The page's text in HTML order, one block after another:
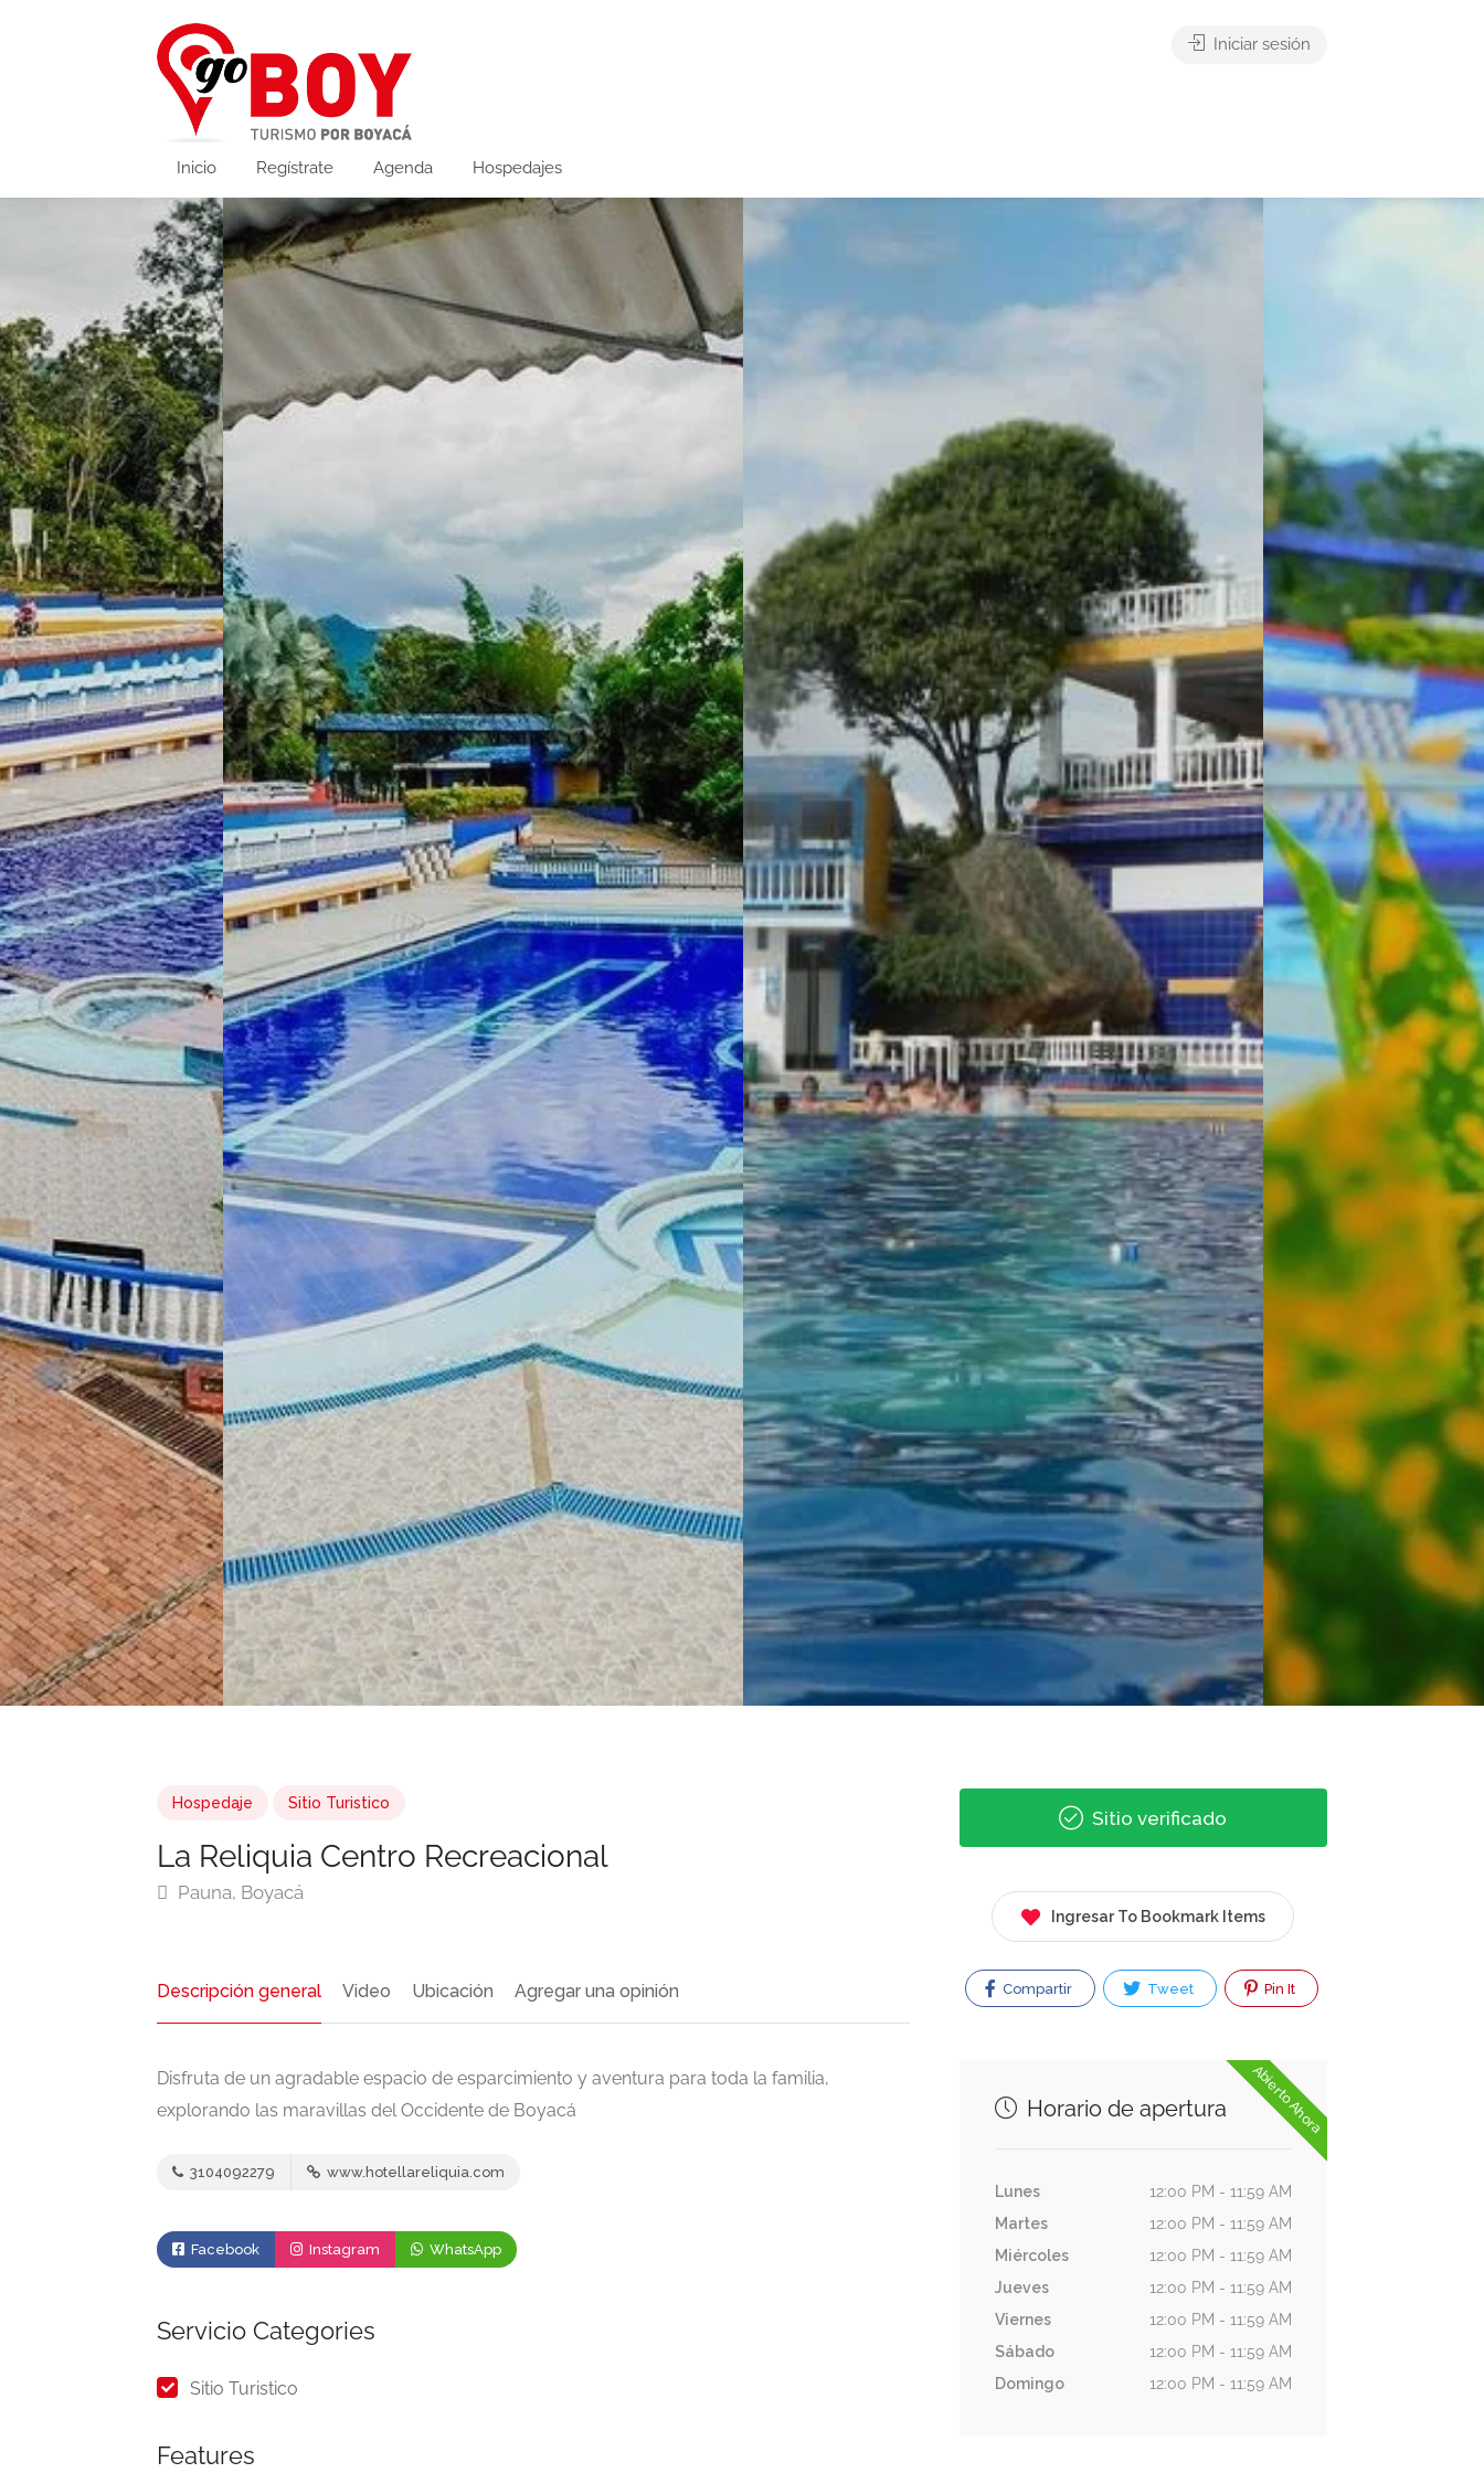
Inicio Regístrate Agenda Hospedajes
Iniciar sesión
Hospedaje Sitio Turistico
La Reliquia Centro Recreacional
Pauna, Boyacá
Descripción general Video Ubicación Agregar una opinión
Disfruta de un agradable espacio de esparcimiento y aventura para toda la familia,
explorando las maravillas del Occidente de Boyacá
3104092279 www.hotellareliquia.com
Facebook Instagram WhatsApp
Servicio Categories
Sitio Turistico
Features
Sitio verificado
Ingresar To Bookmark Items
Compartir Tweet Pin It
Abierto Ahora
Horario de apertura
Lunes
12:00 PM - 11:59 AM
Martes
12:00 PM - 11:59 AM
Miércoles
12:00 PM - 11:59 AM
Jueves
12:00 PM - 11:59 AM
Viernes
12:00 PM - 11:59 AM
Sábado
12:00 PM - 11:59 AM
Domingo
12:00 PM - 11:59 AM